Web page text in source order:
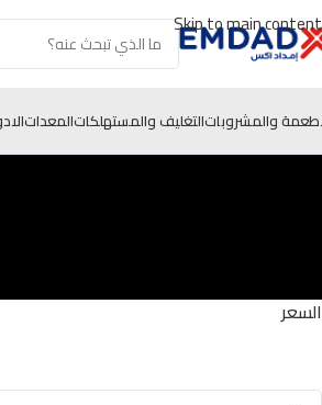
Skip to main content
والمشروباتالتغليف والمستهلكاتالمعدات
السعر